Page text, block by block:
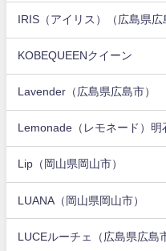
IRIS（アイリス）（広島県広
KOBEQUEENクイーン
Lavender（広島県広島市）
Lemonade（レモネード）明
Lip（岡山県岡山市）
LUANA（岡山県岡山市）
LUCEルーチェ（広島県広島